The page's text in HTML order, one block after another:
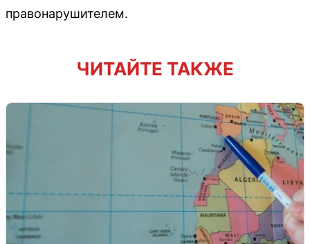
правонарушителем.
ЧИТАЙТЕ ТАКЖЕ